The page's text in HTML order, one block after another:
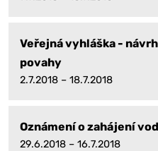
Veřejná vyhláška -
povahy
2.7.2018 – 18.7.2018
Oznámení o zahájení
29.6.2018 – 16.7.2018